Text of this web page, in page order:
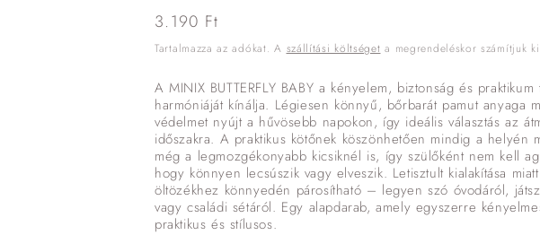
Normál
ár
3.190 Ft
Tartalmazza az adókat. A szállítási költséget a megrendeléskor számítjuk ki.
A MINIX BUTTERFLY BABY a kényelem, biztonság és praktikum
harmóniáját kínálja. Légiesen könnyű, bőrbarát pamut anyaga
védelmet nyújt a hűvösebb napokon, így ideális választás az
időszakra. A praktikus kötőnek köszönhetően mindig a helyén
még a legmozgékonyabb kicsiknél is, így szülőként nem kell
hogy könnyen lecsúszik vagy elveszik. Letisztult kialakítása
öltözékhez könnyedén párosítható – legyen szó óvodáról,
vagy családi sétáról. Egy alapdarab, amely egyszerre
praktikus és stílusos.